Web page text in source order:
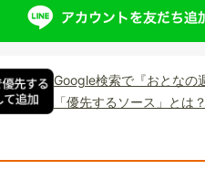
Google検索で『おとなの
「優先するソース」とは？